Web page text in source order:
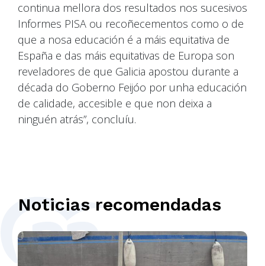
continua mellora dos resultados nos sucesivos
Informes PISA ou recoñecementos como o de
que a nosa educación é a máis equitativa de
España e das máis equitativas de Europa son
reveladores de que Galicia apostou durante a
década do Goberno Feijóo por unha educación
de calidade, accesible e que non deixa a
ninguén atrás”, concluíu.
Noticias recomendadas